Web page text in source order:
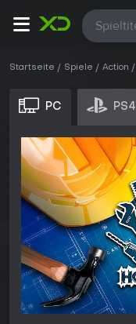
Alle
Startseite Spiele Action
PC PS4